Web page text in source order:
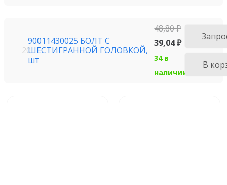
20
90011430025 БОЛТ С
ШЕСТИГРАННОЙ ГОЛОВКОЙ,
шт
48,80₽
39,04₽
34 в
наличии
В